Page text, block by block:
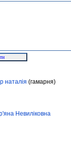
наталія (гамарня)
Невиліковна